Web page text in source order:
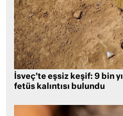
İsveç’te eşsiz keşif: 9 bin
fetüs kalıntısı bulundu